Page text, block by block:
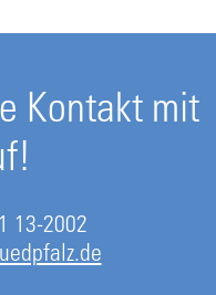
Kontakt mit
13-2002